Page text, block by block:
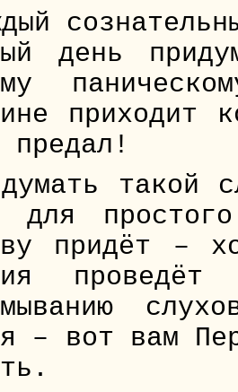
день
приходит
предал!
такой
для
придёт –
– вот вам